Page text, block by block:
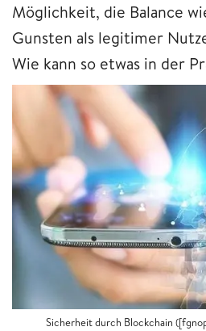
Möglichkeit, die Balance
Gunsten als legitimer
Wie kann so etwas in der
Sicherheit durch Blockchain